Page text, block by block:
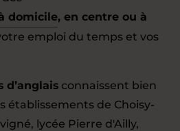
domicile, en centre ou à
emploi du temps et vos
d’anglais connaissent bien
établissements de Choisy-
lycée Pierre d'Ailly,